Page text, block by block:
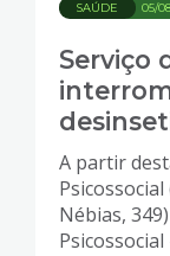
05/
SAÚDE
Serviço
A partir
Nébias,